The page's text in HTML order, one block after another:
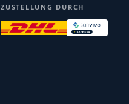
ZUSTELLUNG DURCH